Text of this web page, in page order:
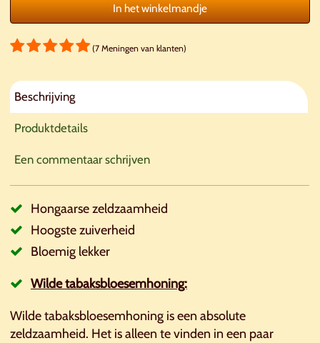
In het winkelmandje
(7 Meningen van klanten)
Beschrijving
Produktdetails
Een commentaar schrijven
Hongaarse zeldzaamheid
Hoogste zuiverheid
Bloemig lekker
Wilde tabaksbloesemhoning:
Wilde tabaksbloesemhoning is een absolute
zeldzaamheid. Het is alleen te vinden in een paar